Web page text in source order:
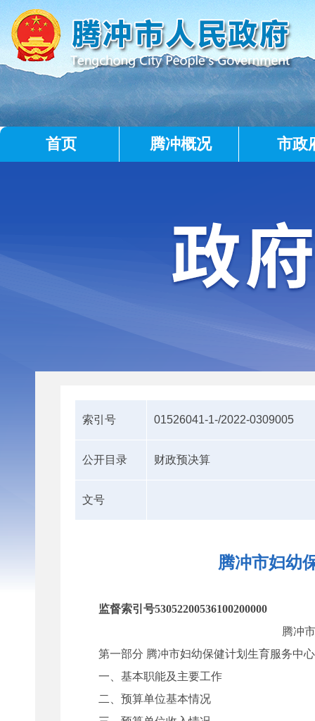
首页 腾冲概况 市政
索引号 01526041-1-/2022-0309005
公开目录 财政预决算
文号
腾冲市妇幼
监督索引号53052200536100200000
腾冲
第一部分 腾冲市妇幼保健计划生育服务中心
一、 基本职能及主要工作
二、预算单位基本情况